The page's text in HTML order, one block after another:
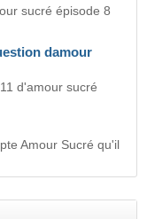
sucré épisode 8
damour
d'amour sucré
Amour Sucré qu'il